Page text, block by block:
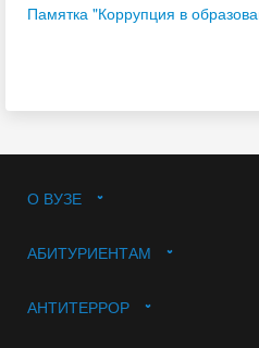
Памятка "Коррупция в
О ВУЗЕ
АБИТУРИЕНТАМ
АНТИТЕРРОР